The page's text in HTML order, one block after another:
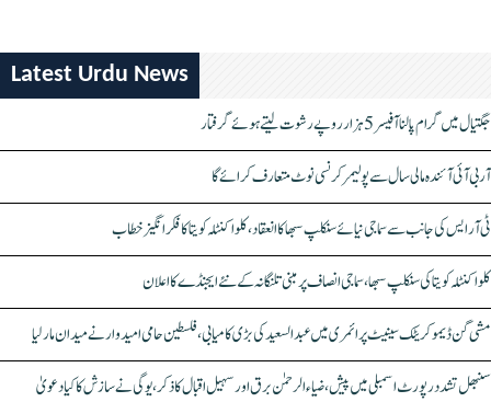
Latest Urdu News
جگتیال میں گرام پالنا آفیسر 5 ہزار روپے رشوت لیتے ہوئے گرفتار
آر بی آئی آئندہ مالی سال سے پولیمر کرنسی نوٹ متعارف کرائے گا
ٹی آر ایس کی جانب سے سماجی نیائے سنکلپ سبھا کا انعقاد، کلواکنٹلہ کویتا کا فکر انگیز خطاب
کلواکنٹلہ کویتا کی سنکلپ سبھا، سماجی انصاف پر مبنی تلنگانہ کے نئے ایجنڈے کا اعلان
مشی گن ڈیموکریٹک سینیٹ پرائمری میں عبدالسعید کی بڑی کامیابی، فلسطین حامی امیدوار نے میدان مار لیا
سنبھل تشدد رپورٹ اسمبلی میں پیش، ضیاء الرحمٰن برق اور سہیل اقبال کا ذکر، یوگی نے سازش کا کیا دعویٰ